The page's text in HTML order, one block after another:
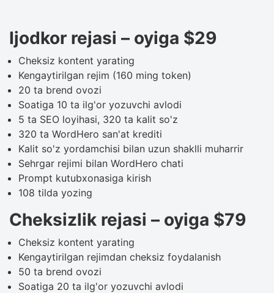
Ijodkor rejasi – oyiga $29
Cheksiz kontent yarating
Kengaytirilgan rejim (160 ming token)
20 ta brend ovozi
Soatiga 10 ta ilg'or yozuvchi avlodi
5 ta SEO loyihasi, 320 ta kalit so'z
320 ta WordHero san'at krediti
Kalit so'z yordamchisi bilan uzun shaklli muharrir
Sehrgar rejimi bilan WordHero chati
Prompt kutubxonasiga kirish
108 tilda yozing
Cheksizlik rejasi – oyiga $79
Cheksiz kontent yarating
Kengaytirilgan rejimdan cheksiz foydalanish
50 ta brend ovozi
Soatiga 20 ta ilg'or yozuvchi avlodi